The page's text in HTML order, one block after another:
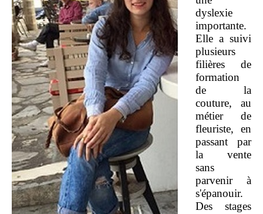
dyslexie
importante.
Elle a suivi
plusieurs
filières de
formation
de la
couture, au
métier de
fleuriste, en
passant par
la vente
sans
parvenir à
s'épanouir.
Des stages